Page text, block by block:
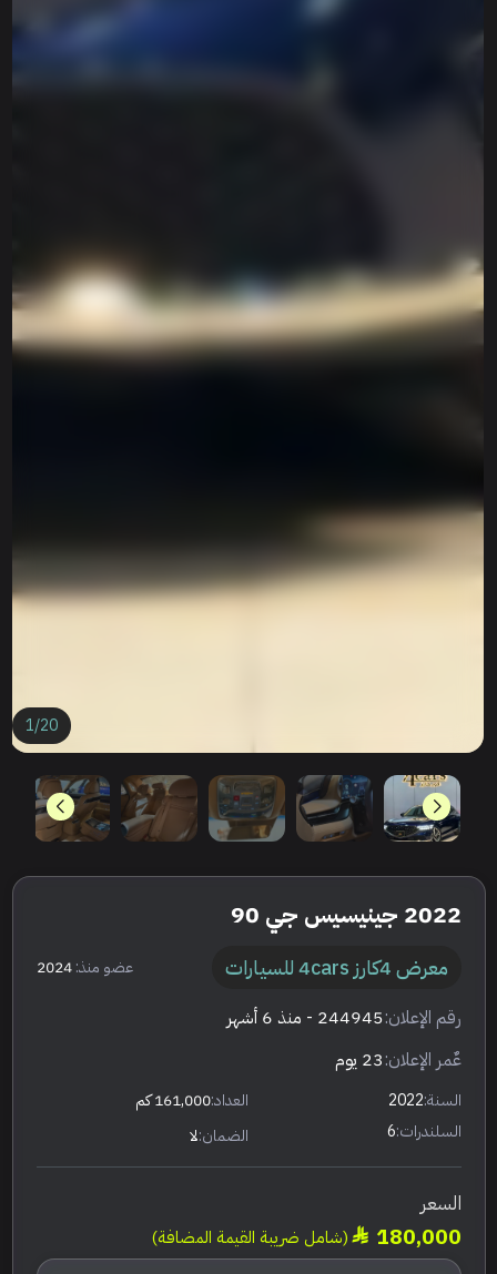
1/20
2022 جينيسيس جي 90
معرض 4كارز 4cars للسيارات عضو منذ:2024
رقم الإعلان:244945 - منذ 6 أشهر
عٌمر الإعلان:23 يوم
السنة:2022 العداد:161,000 كم
السلندرات:6 الضمان:لا
السعر
180,000 (شامل ضريبة القيمة المضافة)